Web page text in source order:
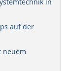
auf der
neuem